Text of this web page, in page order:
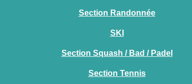
Section Randonnée
SKI
Section Squash / Bad / Padel
Section Tennis